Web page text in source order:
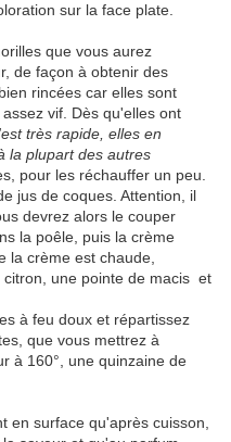
sur la face plate.
que vous aurez
de façon à obtenir des
rincées car elles sont
vif. Dès qu'elles ont
très rapide, elles en
la plupart des autres
pour les réchauffer un peu.
jus de coques. Attention, il
devrez alors le couper
la poêle, puis la crème
la crème est chaude,
une pointe de macis et
à feu doux et répartissez
que vous mettrez à
à 160°, une quinzaine de
en surface qu'après cuisson,